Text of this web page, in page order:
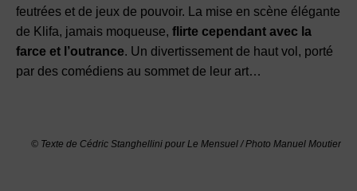
feutrées et de jeux de pouvoir. La mise en scène élégante
de Klifa, jamais moqueuse, flirte cependant avec la
farce et l’outrance. Un divertissement de haut vol, porté
par des comédiens au sommet de leur art…
© Texte de Cédric Stanghellini pour Le Mensuel / Photo Manuel Moutier